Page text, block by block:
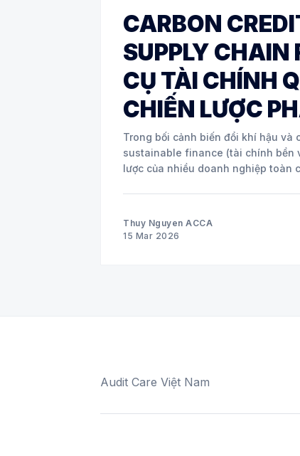
CARBON
SUPPLY
CỤ TÀI CHÍNH
CHIẾN LƯỢC
Trong bối cảnh biến đổi khí hậu và
sustainable finance (tài chính bền
Thuy Nguyen ACCA
15 Mar 2026
Audit Care Việt Nam